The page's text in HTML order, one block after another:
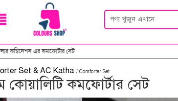
সেট
Set & AC Katha / Comforter Set
কোয়ালিটি কমফোর্টার সেট